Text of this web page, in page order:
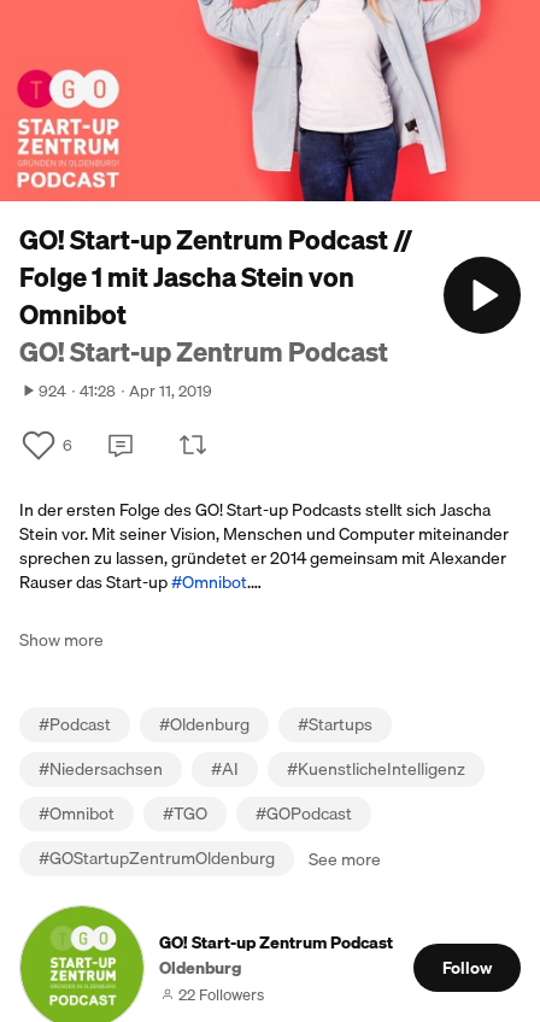
GO! Start-up Zentrum Podcast //
Folge 1 mit Jascha Stein von
Omnibot
GO! Start-up Zentrum Podcast
924 41:28 Apr 11, 2019
6
In der ersten Folge des GO! Start-up Podcasts stellt sich Jascha
Stein vor. Mit seiner Vision, Menschen und Computer miteinander
sprechen zu lassen, gründetet er 2014 gemeinsam mit Alexander
Rauser das Start-up#Omnibot.…
Show more
#Podcast #Oldenburg #Startups
#Niedersachsen #AI #KuenstlicheIntelligenz
#Omnibot #TGO #GOPodcast
#GOStartupZentrumOldenburg See more
GO! Start-up Zentrum Podcast
Oldenburg
22 Followers
Follow